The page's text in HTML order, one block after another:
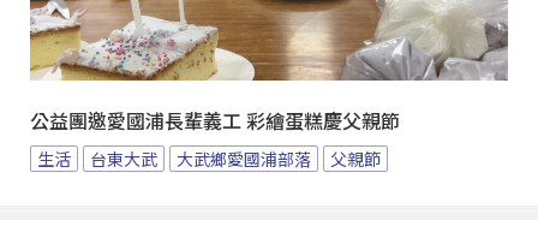
公益團邀愛國浦長輩義工 彩繪蛋糕慶父親節
生活 台東大武 大武鄉愛國浦部落 父親節